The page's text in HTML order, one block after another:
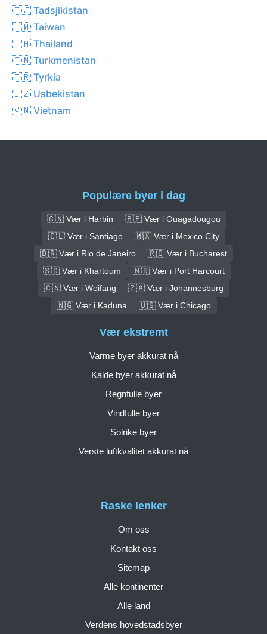
🇹🇯 Tadsjikistan
🇹🇼 Taiwan
🇹🇭 Thailand
🇹🇲 Turkmenistan
🇹🇷 Tyrkia
🇺🇿 Usbekistan
🇻🇳 Vietnam
Populære byer i dag
🇨🇳 Vær i Harbin
🇧🇫 Vær i Ouagadougou
🇨🇱 Vær i Santiago
🇲🇽 Vær i Mexico City
🇧🇷 Vær i Rio de Janeiro
🇷🇴 Vær i Bucharest
🇸🇩 Vær i Khartoum
🇳🇬 Vær i Port Harcourt
🇨🇳 Vær i Weifang
🇿🇦 Vær i Johannesburg
🇳🇬 Vær i Kaduna
🇺🇸 Vær i Chicago
Raske lenker
Om oss
Kontakt oss
Sitemap
Alle kontinenter
Alle land
Verdens hovedstadsbyer
Vær ekstremt
Varme byer akkurat nå
Kalde byer akkurat nå
Regnfulle byer
Vindfulle byer
Solrike byer
Verste luftkvalitet akkurat nå